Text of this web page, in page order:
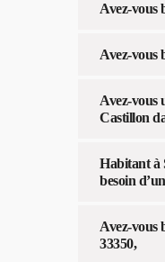
Avez-vous
Avez-vous
Avez-vous
Castillon
Habitant à
besoin
Avez-vous
33350,